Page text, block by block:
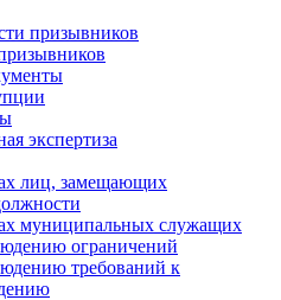
призывников
экспертиза
лиц, замещающих
муниципальных служащих
ограничений
требований к